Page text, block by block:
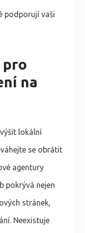
podporují vaši
na
lokální
se obrátit
agentury
pokrývá nejen
stránek,
Neexistuje